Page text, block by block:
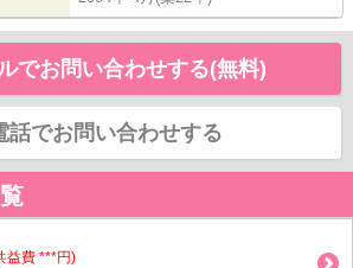
でお問い合わせする(無料)
話でお問い合わせする
益費 ***円)